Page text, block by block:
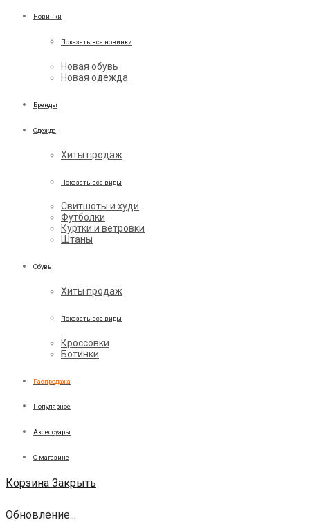
Новинки
Показать все новинки
Новая обувь
Новая одежда
Бренды
Одежда
Хиты продаж
Показать все виды
Свитшоты и худи
Футболки
Куртки и ветровки
Штаны
Обувь
Хиты продаж
Показать все виды
Кроссовки
Ботинки
Распродажа
Популярное
Аксессуары
О магазине
Корзина Закрыть
Обновление...